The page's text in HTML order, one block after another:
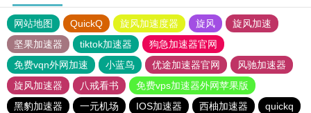
网站地图 QuickQ 旋风加速度器 旋风
旋风加速
坚果加速器
tiktok加速器
狗急加速器官网
免费vqn外网加速
小蓝鸟 优途加速器官网
风驰加速器
旋风加速器
八戒看书
免费vps加速器外网苹果版
黑豹加速器
一元机场 IOS加速器 西柚加速器
quickq